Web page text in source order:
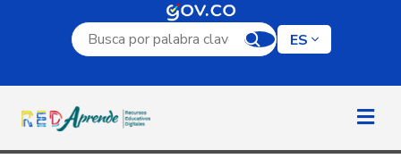
Campo de búsqueda por palabra clave
ES